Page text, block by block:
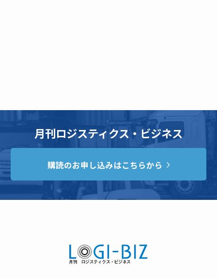
月刊ロジスティクス・ビジネス
購読のお申し込みはこちらから